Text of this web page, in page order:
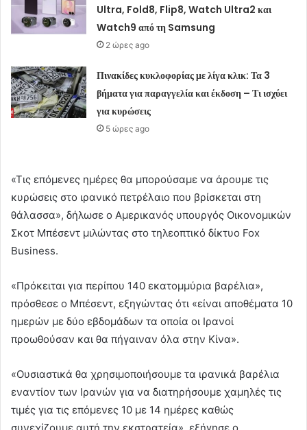
Ultra, Fold8, Flip8, Watch Ultra2 και
Watch9 από τη Samsung
2 ώρες ago
Πινακίδες κυκλοφορίας με λίγα κλικ: Τα 3
βήματα για παραγγελία και έκδοση – Τι ισχύει
για κυρώσεις
5 ώρες ago
«Τις επόμενες ημέρες θα μπορούσαμε να άρουμε τις
κυρώσεις στο ιρανικό πετρέλαιο που βρίσκεται στη
θάλασσα», δήλωσε ο Αμερικανός υπουργός Οικονομικών
Σκοτ Μπέσεντ μιλώντας στο τηλεοπτικό δίκτυο Fox
Business.
«Πρόκειται για περίπου 140 εκατομμύρια βαρέλια»,
πρόσθεσε ο Μπέσεντ, εξηγώντας ότι «είναι αποθέματα 10
ημερών με δύο εβδομάδων τα οποία οι Ιρανοί
προωθούσαν και θα πήγαιναν όλα στην Κίνα».
«Ουσιαστικά θα χρησιμοποιήσουμε τα ιρανικά βαρέλια
εναντίον των Ιρανών για να διατηρήσουμε χαμηλές τις
τιμές για τις επόμενες 10 με 14 ημέρες καθώς